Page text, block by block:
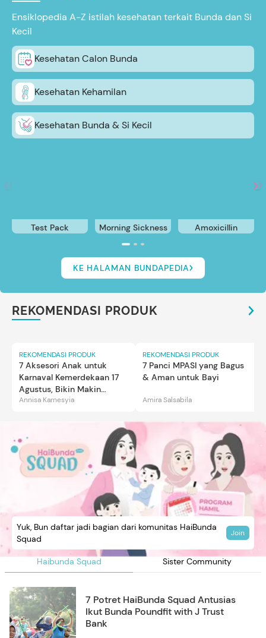
Ensiklopedia A-Z istilah kesehatan terkait Bunda dan Si
Kecil
Kesehatan Calon Bunda
Kesehatan Kehamilan
Kesehatan Bunda & Si Kecil
Test Pack Morning Sickness Amoxicillin
KE HALAMAN BUNDAPEDIA
REKOMENDASI PRODUK
REKOMENDASI PRODUK
7 Aksesori Anak untuk
Karnaval Kemerdekaan 17
Agustus, Bikin Makin
Gemas
Annisa Karnesyia
REKOMENDASI PRODUK
7 Panci MPASI yang Bagus
& Aman untuk Bayi
Amira Salsabila
Haibunda Squad Sister Community
Yuk, Bun daftar jadi bagian dari komunitas HaiBunda
Squad
Join
7 Potret HaiBunda Squad Antusias
Ikut Bunda Poundfit with J Trust
Bank